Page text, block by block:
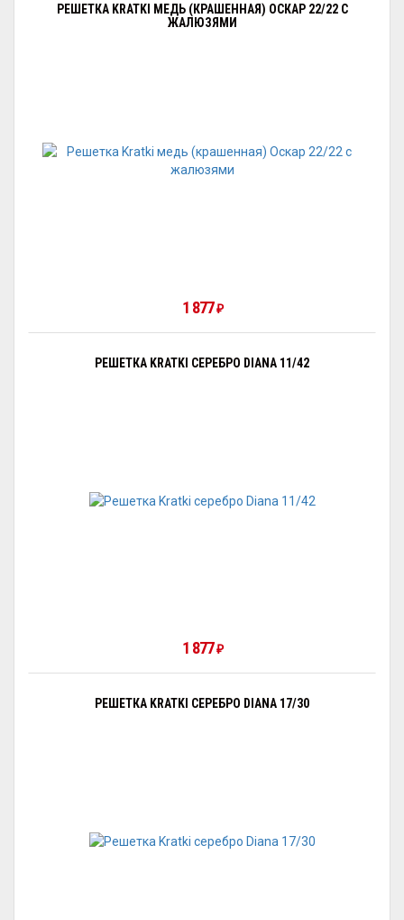
РЕШЕТКА KRATKI МЕДЬ (КРАШЕННАЯ) ОСКАР 22/22 С
ЖАЛЮЗЯМИ
1 877₽
РЕШЕТКА KRATKI СЕРЕБРО DIANA 11/42
1 877₽
РЕШЕТКА KRATKI СЕРЕБРО DIANA 17/30